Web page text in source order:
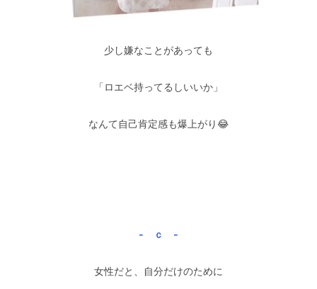
少し嫌なことがあっても
「ロエベ持ってるしいいか」
なんて自己肯定感も爆上がり😂
- ｃ -
女性だと、自分だけのために